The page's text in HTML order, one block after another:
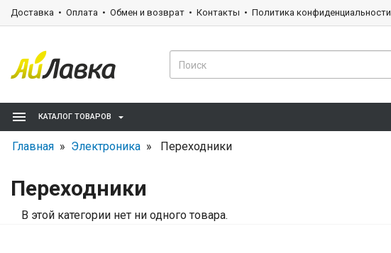
Доставка Оплата Обмен и возврат Контакты Политика конфиденциальности
КАТАЛОГ ТОВАРОВ
Главная » Электроника » Переходники
Переходники
В этой категории нет ни одного товара.